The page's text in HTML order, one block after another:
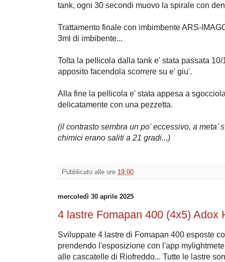
tank, ogni 30 secondi muovo la spirale con
Trattamento finale con imbimbente ARS-
3ml di imbibente...
Tolta la pellicola dalla tank e' stata passata
apposito facendola scorrere su e' giu'.
Alla fine la pellicola e' stata appesa a
delicatamente con una pezzetta.
(il contrasto sembra un po' eccessivo, a meta'
chimici erano saliti a 21 gradi...)
Pubblicato alle ore 19:00
mercoledì 30 aprile 2025
4 lastre Fomapan 400 (4x5) Adox
Sviluppate 4 lastre di Fomapan 400 esposte
prendendo l'esposizione con l'app
alle cascatelle di Riofreddo... Tutte le lastre